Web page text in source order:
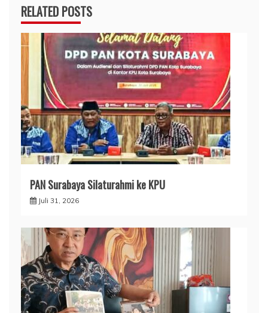
RELATED POSTS
PAN Surabaya Silaturahmi ke KPU
Juli 31, 2026